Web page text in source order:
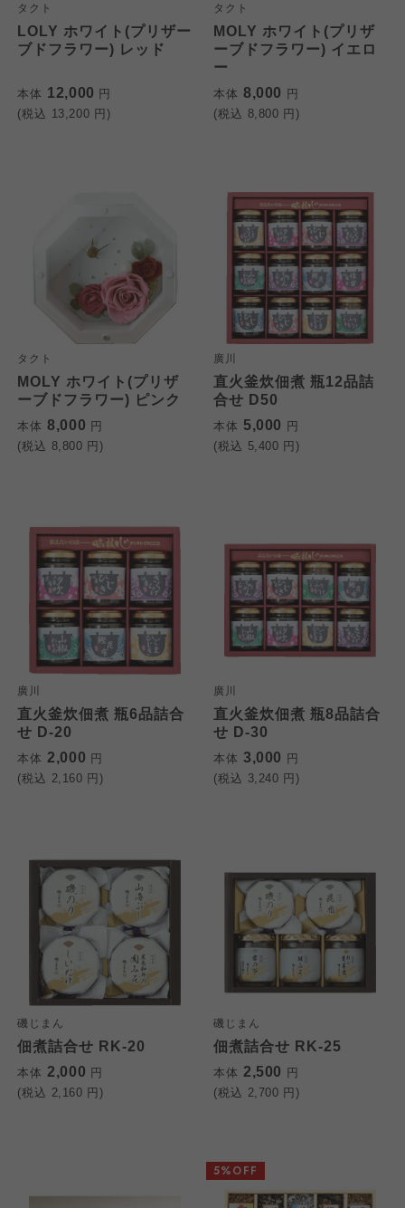
タクト
LOLY ホワイト(プリザー
ブドフラワー) レッド
本体 12,000 円
(税込 13,200 円)
タクト
MOLY ホワイト(プリザ
ーブドフラワー) イエロ
ー
本体 8,000 円
(税込 8,800 円)
タクト
MOLY ホワイト(プリザ
ーブドフラワー) ピンク
本体 8,000 円
(税込 8,800 円)
廣川
直火釜炊佃煮 瓶12品詰
合せ D50
本体 5,000 円
(税込 5,400 円)
廣川
直火釜炊佃煮 瓶6品詰合
せ D-20
本体 2,000 円
(税込 2,160 円)
廣川
直火釜炊佃煮 瓶8品詰合
せ D-30
本体 3,000 円
(税込 3,240 円)
磯じまん
佃煮詰合せ RK-20
本体 2,000 円
(税込 2,160 円)
磯じまん
佃煮詰合せ RK-25
本体 2,500 円
(税込 2,700 円)
5%OFF